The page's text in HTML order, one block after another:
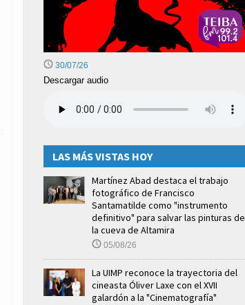
30/07/26
Descargar audio
LAS MÁS VISTAS HOY
Martínez Abad destaca el trabajo
fotográfico de Francisco
Santamatilde como "instrumento
definitivo" para salvar las pinturas de
la cueva de Altamira
05/08/26
La UIMP reconoce la trayectoria del
cineasta Óliver Laxe con el XVII
galardón a la "Cinematografía"